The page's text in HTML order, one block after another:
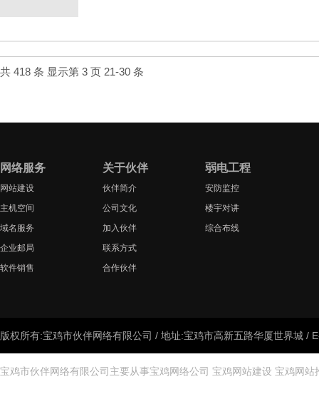
共 418 条 显示第 3 页 21-30 条
网络服务
网站建设
主机空间
域名服务
企业邮局
软件销售
关于伙伴
伙伴简介
公司文化
加入伙伴
联系方式
合作伙伴
弱电工程
安防监控
楼宇对讲
综合布线
版权所有:宝鸡市伙伴网络有限公司 / 地址:宝鸡市高新五路华厦世界城 /
宝鸡市伙伴网络有限公司主要从事宝鸡网络公司 宝鸡网站建设 宝鸡网站